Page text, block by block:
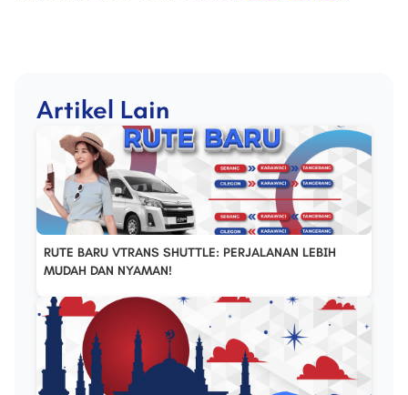
Artikel Lain
RUTE BARU VTRANS SHUTTLE: PERJALANAN LEBIH
MUDAH DAN NYAMAN!